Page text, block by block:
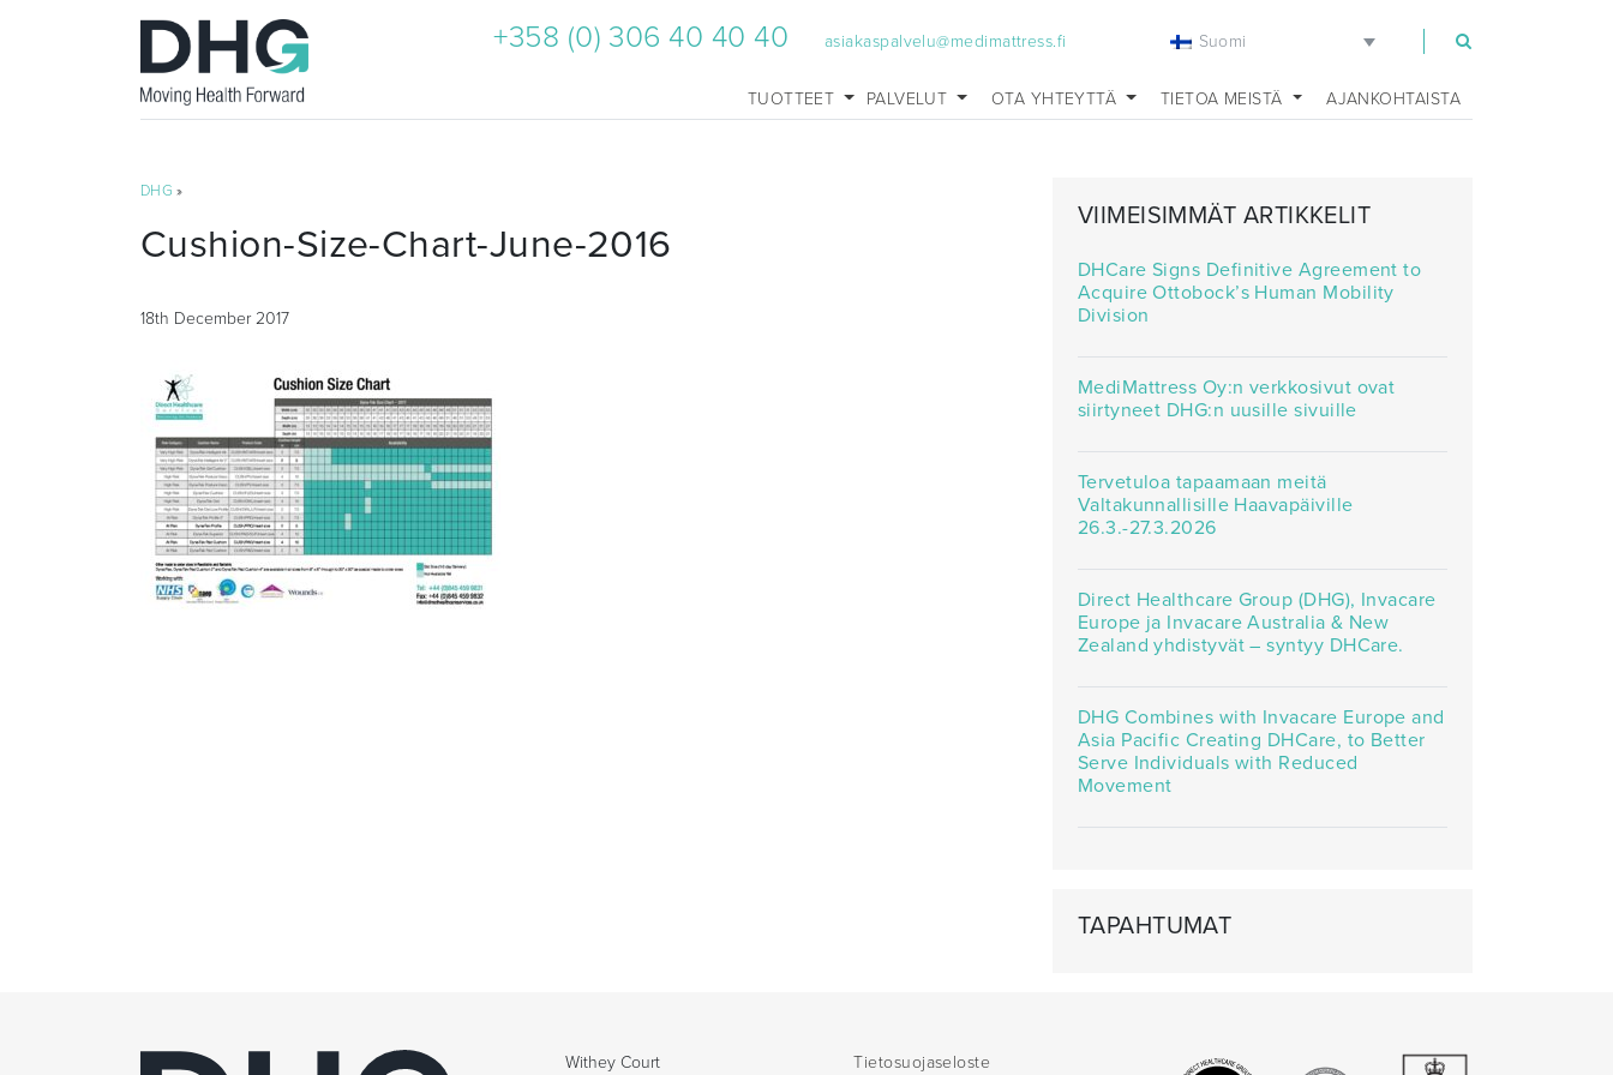
+358 (0) 306 40 40 40 asiakaspalvelu@medimattress.fi Suomi
TUOTTEET PALVELUT OTA YHTEYTTÄ TIETOA MEISTÄ AJANKOHTAISTA
DHG »
Cushion-Size-Chart-June-2016
18th December 2017
VIIMEISIMMÄT ARTIKKELIT
DHCare Signs Definitive Agreement to
Acquire Ottobock’s Human Mobility
Division
MediMattress Oy:n verkkosivut ovat
siirtyneet DHG:n uusille sivuille
Tervetuloa tapaamaan meitä
Valtakunnallisille Haavapäiville
26.3.-27.3.2026
Direct Healthcare Group (DHG), Invacare
Europe ja Invacare Australia & New
Zealand yhdistyvät – syntyy DHCare.
DHG Combines with Invacare Europe and
Asia Pacific Creating DHCare, to Better
Serve Individuals with Reduced
Movement
TAPAHTUMAT
Withey Court Tietosuojaseloste